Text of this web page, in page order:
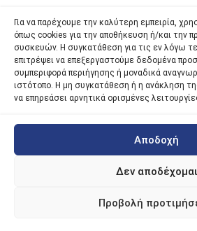
Για να παρέχουμε την καλύτερη εμπειρία,
όπως cookies για την αποθήκευση ή/και την
συσκευών. Η συγκατάθεση για τις εν λόγω
επιτρέψει να επεξεργαστούμε δεδομένα
συμπεριφορά περιήγησης ή μοναδικά
ιστότοπο. Η μη συγκατάθεση ή η ανάκληση
να επηρεάσει αρνητικά ορισμένες
Αποδοχή
Δεν αποδέχομαι
Προβολή
15.00. Η εξυπηρέτηση του κοινού
παγίων ισχυουσών διατάξεων. Για την
εντός του εσωτερικού χώρου
κοινού, η εξυπηρέτησή του δύναται να
προγραμματισμένου ραντεβού.
| iky.gr | All Rights Reserved
Designed and Developed by ACM Digital